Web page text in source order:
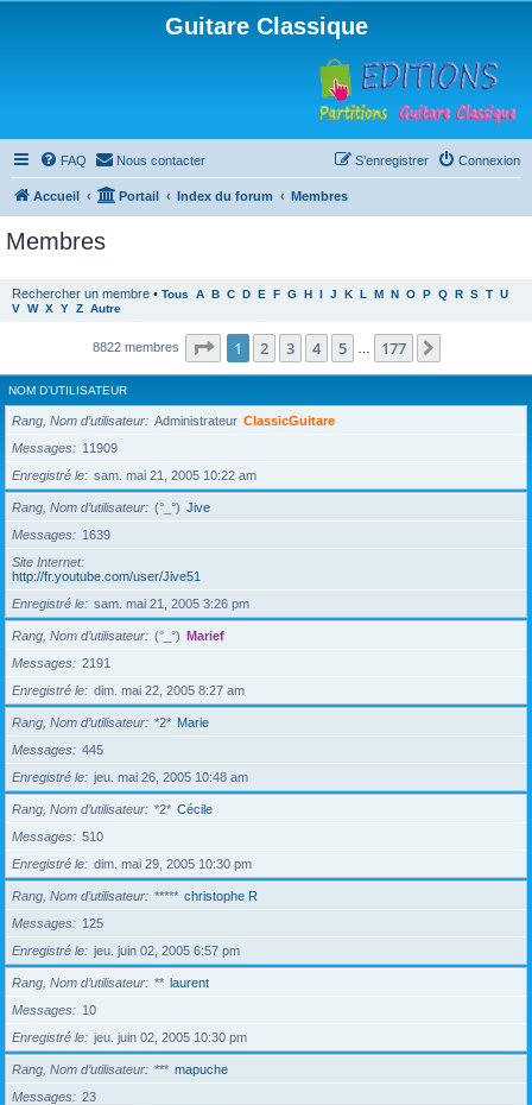
Guitare Classique
FAQ Nous contacter Connexion
S’enregistrer
Accueil Portail Index du forum Membres
Membres
Rechercher un membre • Tous A B C D E F G H I J K L M N O P Q R S T U
V W X Y Z Autre
8822 membres Page 1sur177
1 2 3 4 5 177
NOM D’UTILISATEUR
Rang, Nom d’utilisateur Administrateur ClassicGuitare
Messages
11909
Enregistré le
sam. mai 21, 2005 10:22 am
Rang, Nom d’utilisateur (°_°) Jive
Messages
1639
Site Internet
http://fr.youtube.com/user/Jive51
Enregistré le
sam. mai 21, 2005 3:26 pm
Rang, Nom d’utilisateur (°_°) Marief
Messages
2191
Enregistré le
dim. mai 22, 2005 8:27 am
Rang, Nom d’utilisateur *2* Marie
Messages
445
Enregistré le
jeu. mai 26, 2005 10:48 am
Rang, Nom d’utilisateur *2* Cécile
Messages
510
Enregistré le
dim. mai 29, 2005 10:30 pm
Rang, Nom d’utilisateur ***** christophe R
Messages
125
Enregistré le
jeu. juin 02, 2005 6:57 pm
Rang, Nom d’utilisateur ** laurent
Messages
10
Enregistré le
jeu. juin 02, 2005 10:30 pm
Rang, Nom d’utilisateur *** mapuche
Messages
23